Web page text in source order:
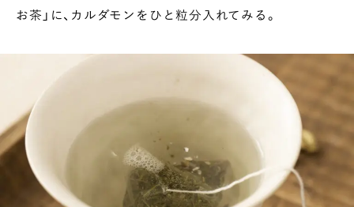
お茶」に、カルダモンをひと粒分入れてみる。